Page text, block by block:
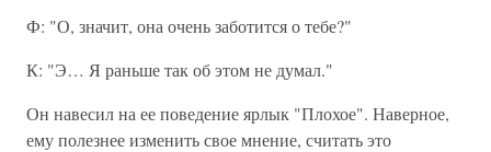
Ф: "О, значит, она очень заботится о тебе?"
К: "Э… Я раньше так об этом не думал."
Он навесил на ее поведение ярлык "Плохое". Наверное,
ему полезнее изменить свое мнение, считать это